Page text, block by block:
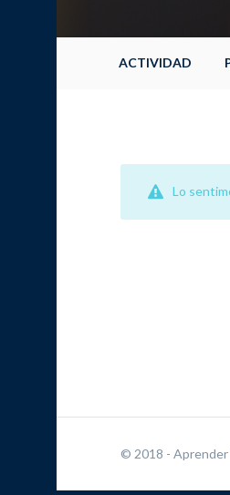
ACTIVIDAD
Lo
© 2018 - Aprender